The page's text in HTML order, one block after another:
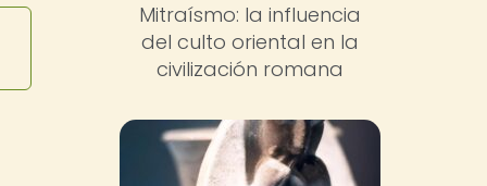
Mitraísmo: la influencia
del culto oriental en la
civilización romana